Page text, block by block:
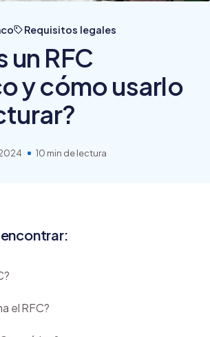
Requisitos legales
un RFC
y cómo usarlo
10 min de lectura
el RFC?